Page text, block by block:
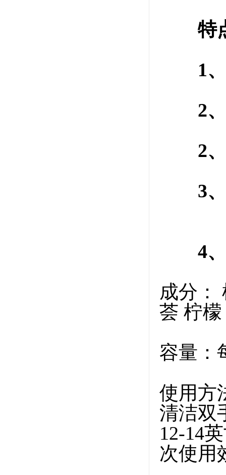
特
1、
2、
2、
3、
4、
成分：
荟 柠
容量：
使用方
清洁双
12-14
次使用